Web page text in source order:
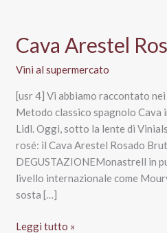
Cava Arestel
Vini al supermercato
[usr 4] Vi abbiamo raccontato
Metodo classico spagnolo Cava
Lidl. Oggi, sotto la lente di
rosé: il Cava Arestel Rosado
DEGUSTAZIONEMonastrell in
livello internazionale come
sosta […]
Cava
Leggi tutto »